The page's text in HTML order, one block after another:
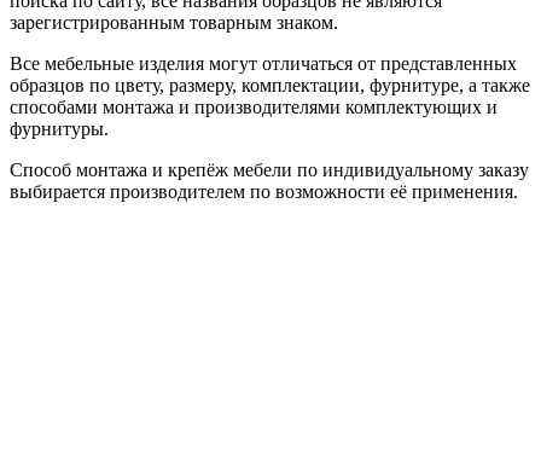
зарегистрированным товарным знаком.
Все мебельные изделия могут отличаться от представленных
образцов по цвету, размеру, комплектации, фурнитуре, а также
способами монтажа и производителями комплектующих и
фурнитуры.
Способ монтажа и крепёж мебели по индивидуальному заказу
выбирается производителем по возможности её применения.